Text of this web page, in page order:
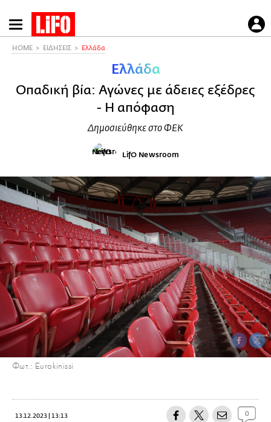
Παράκαμψη
προς
HOME ΕΙΔΗΣΕΙΣ Ελλάδα
Ελλάδα
Οπαδική βία: Αγώνες με άδειες εξέδρες
- Η απόφαση
Δημοσιεύθηκε στο ΦΕΚ
LifO Newsroom
Φωτ.: Eurokinissi
13.12.2023 | 13:13 0